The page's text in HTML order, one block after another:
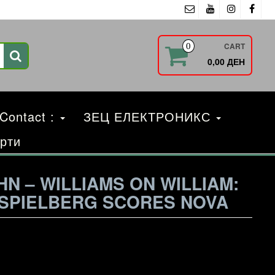
0 CART
0,00 ДЕН
:
ЗЕЦ ЕЛЕКТРОНИКС
– WILLIAMS ON WILLIAM:
SCORES NOVA